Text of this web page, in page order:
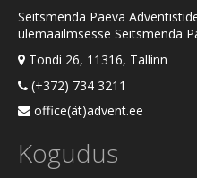
Seitsmenda Päeva
ülemaailmsesse Seitsmenda
Tondi 26, 11316, Tallinn
(+372) 734 3211
office(ät)advent.ee
Kogudus